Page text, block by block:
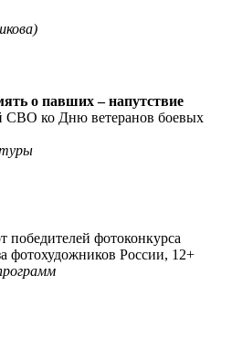
о павших – напутствие
СВО ко Дню ветеранов боевых
победителей фотоконкурса
фотохудожников России, 12+